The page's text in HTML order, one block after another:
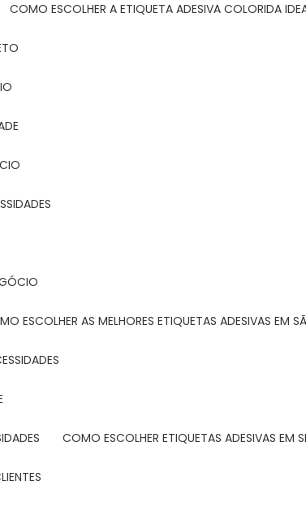
COMO ESCOLHER A ETIQUETA ADESIVA COLORIDA
ESCOLHER AS MELHORES ETIQUETAS ADESIVAS EM
COMO ESCOLHER ETIQUETAS ADESIVAS EM